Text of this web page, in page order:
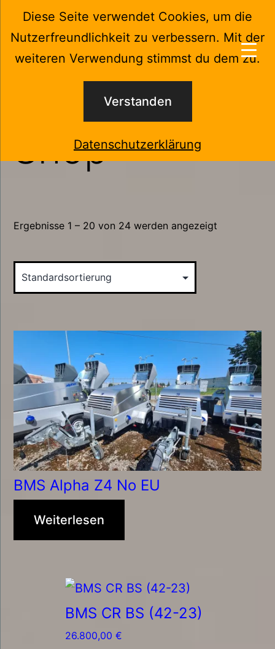
Zum
Inhalt
springen
KuW-
Menü
Shop
Ergebnisse 1 – 20 von 24 werden angezeigt
BMS Alpha Z4 No EU
Weiterlesen
BMS CR BS (42-23)
26.800,00 €
Diese Seite verwendet Cookies, um die
Nutzerfreundlichkeit zu verbessern. Mit der
weiteren Verwendung stimmst du dem zu.
Verstanden
Datenschutzerklärung